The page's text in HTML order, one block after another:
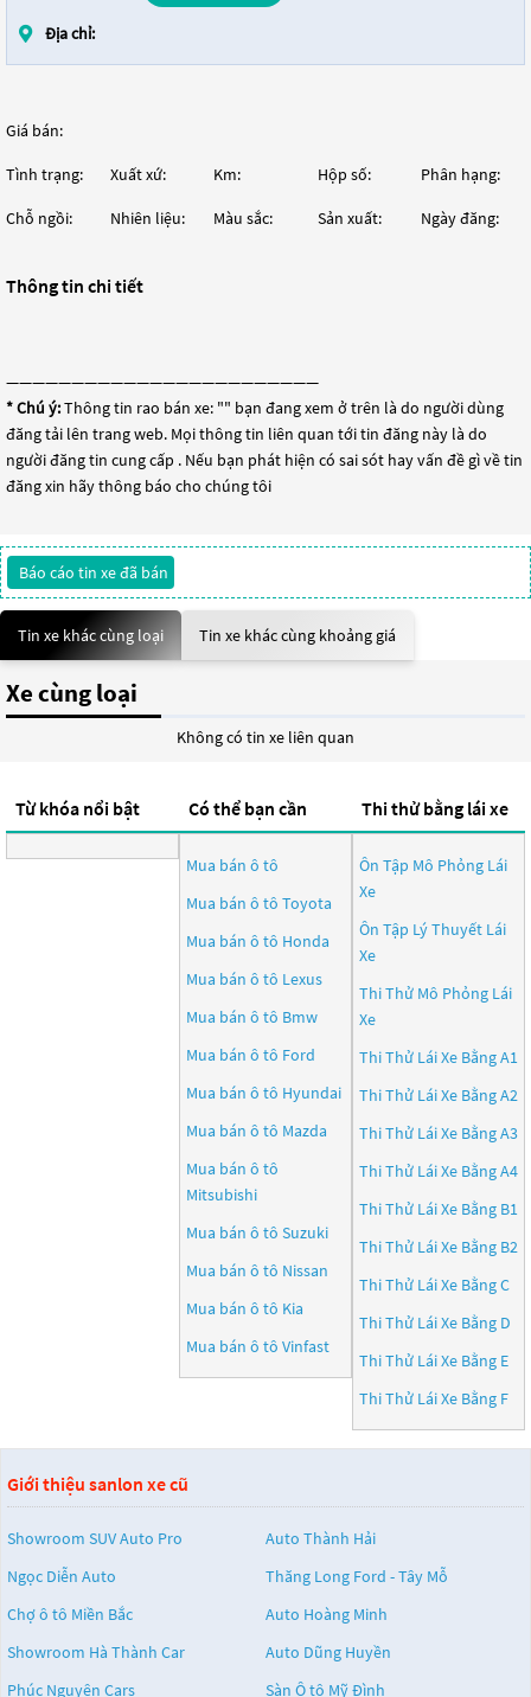
Địa chỉ:
Giá bán:
Tình trạng: Xuất xứ: Km: Hộp số: Phân hạng:
Chỗ ngồi: Nhiên liệu: Màu sắc: Sản xuất: Ngày đăng:
Thông tin chi tiết
————————————————————————
* Chú ý:Thông tin rao bán xe: "" bạn đang xem ở trên là do người dùng
đăng tải lên trang web. Mọi thông tin liên quan tới tin đăng này là do
người đăng tin cung cấp . Nếu bạn phát hiện có sai sót hay vấn đề gì về tin
đăng xin hãy thông báo cho chúng tôi
Báo cáo tin xe đã bán
Tin xe khác cùng loại Tin xe khác cùng khoảng giá
Xe cùng loại
Không có tin xe liên quan
Từ khóa nổi bật Có thể bạn cần
Mua bán ô tô
Mua bán ô tô Toyota
Mua bán ô tô Honda
Mua bán ô tô Lexus
Mua bán ô tô Bmw
Mua bán ô tô Ford
Mua bán ô tô Hyundai
Mua bán ô tô Mazda
Mua bán ô tô
Mitsubishi
Mua bán ô tô Suzuki
Mua bán ô tô Nissan
Mua bán ô tô Kia
Mua bán ô tô Vinfast
Thi thử bằng lái xe
Ôn Tập Mô Phỏng Lái
Xe
Ôn Tập Lý Thuyết Lái
Xe
Thi Thử Mô Phỏng Lái
Xe
Thi Thử Lái Xe Bằng A1
Thi Thử Lái Xe Bằng A2
Thi Thử Lái Xe Bằng A3
Thi Thử Lái Xe Bằng A4
Thi Thử Lái Xe Bằng B1
Thi Thử Lái Xe Bằng B2
Thi Thử Lái Xe Bằng C
Thi Thử Lái Xe Bằng D
Thi Thử Lái Xe Bằng E
Thi Thử Lái Xe Bằng F
Giới thiệu sanlon xe cũ
Showroom SUV Auto Pro
Auto Thành Hải
Ngọc Diễn Auto
Thăng Long Ford - Tây Mỗ
Chợ ô tô Miền Bắc
Auto Hoàng Minh
Showroom Hà Thành Car
Auto Dũng Huyền
Phúc Nguyên Cars
Sàn Ô tô Mỹ Đình